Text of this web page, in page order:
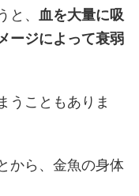
、 血を大量に吸
ージによって衰弱
うこともありま
から、金魚の身体